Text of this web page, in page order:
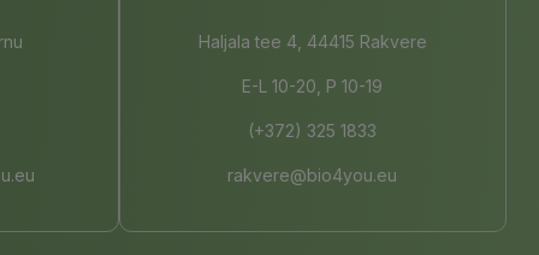
Haljala tee 4, 44415 Rakvere
E-L 10-20, P 10-19
(+372) 325 1833
rakvere@bio4you.eu